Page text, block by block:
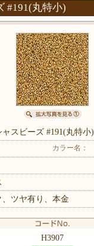
#191(丸特小)
ャスビーズ #191(丸特小)
カラー名：
、ツヤ有り、本金
H3907